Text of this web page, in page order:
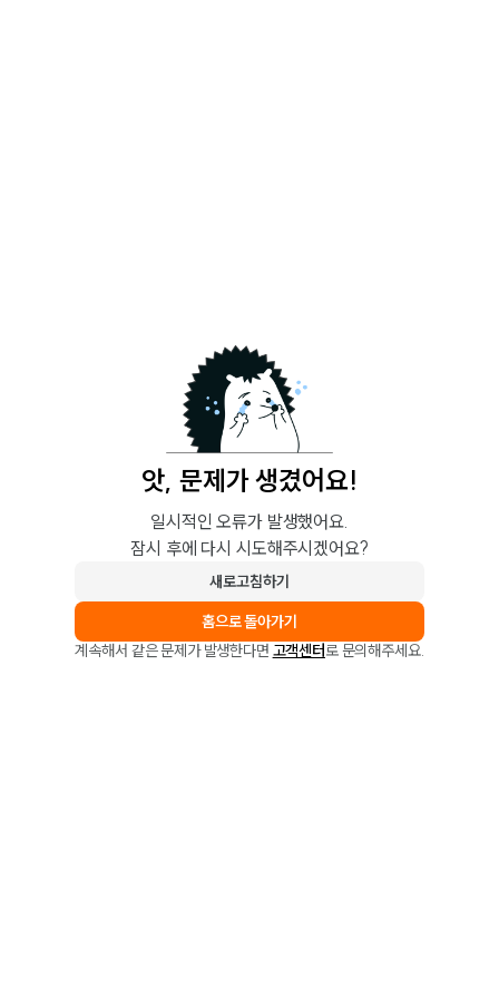
앗, 문제가 생겼어요!
일시적인 오류가 발생했어요.
잠시 후에 다시 시도해주시겠어요?
새로고침하기
홈으로 돌아가기
계속해서 같은 문제가 발생한다면 고객센터로 문의해주세요.